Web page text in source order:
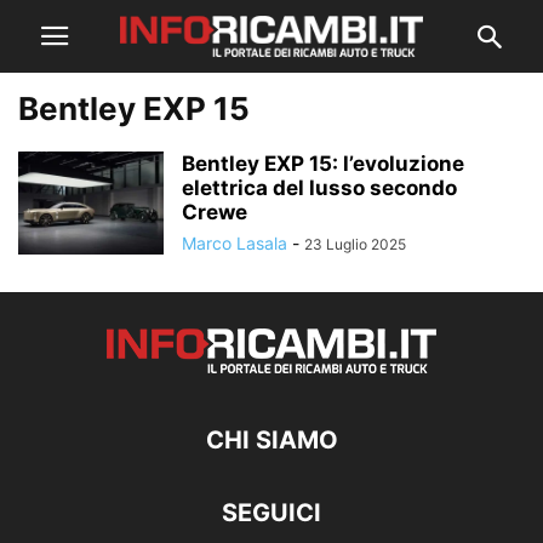
Bentley EXP 15
Bentley EXP 15: l’evoluzione
elettrica del lusso secondo
Crewe
Marco Lasala - 23 Luglio 2025
CHI SIAMO
SEGUICI